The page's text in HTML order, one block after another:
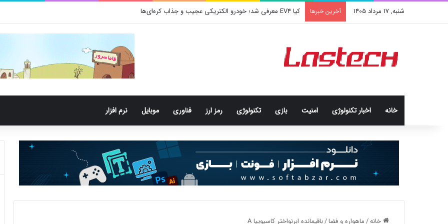
شنبه, 17 مرداد 1405 آخرین خبرها کشف جدید دانشمندان: برخی باکتری‌های دهان می‌توانند خطر ابتلا به آلزایمر را افزایش دهند
خانه اخبار تکنولوژی امنيت بازی تکنولوژی رمز ارز فناوری موبایل نرم افزار
خانه/ماهواره و فضا/باقیمانده ابرنواختر کاسیوپیا A